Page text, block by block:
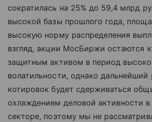
сократилась на 25% до 59,4 млрд
высокой базы прошлого года,
высокую норму распределения
взгляд, акции МосБиржи остаются
защитным активом в период
волатильности, однако дальнейший
котировок будет сдерживаться
охлаждением деловой активности
секторе, поэтому мы не